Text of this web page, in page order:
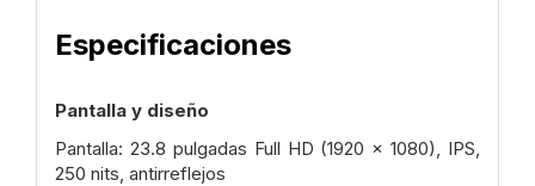
Especificaciones
Pantalla y diseño
Pantalla: 23.8 pulgadas Full HD (1920 x 1080), IPS,
250 nits, antirreflejos